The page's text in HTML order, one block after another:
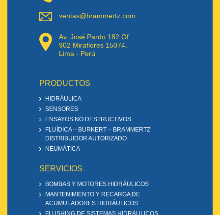
ventas@brammertz.com
Av. José Pardo 182 Of.
902 Miraflores 15074.
Lima - Perú
PRODUCTOS
HIDRÁULICA
SENSORES
ENSAYOS NO DESTRUCTIVOS
FLUÍDICA – BURKERT – BRAMMERTZ
DISTRIBUIDOR AUTORIZADO
NEUMÁTICA
SERVICIOS
BOMBAS Y MOTORES HIDRÁULICOS
MANTENIMIENTO Y RECARGA DE
ACUMULADORES HIDRÁULICOS